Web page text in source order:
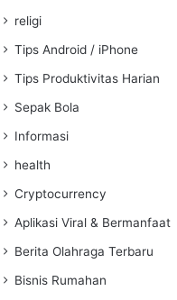
religi
Tips Android / iPhone
Tips Produktivitas Harian
Sepak Bola
Informasi
health
Cryptocurrency
Aplikasi Viral & Bermanfaat
Berita Olahraga Terbaru
Bisnis Rumahan